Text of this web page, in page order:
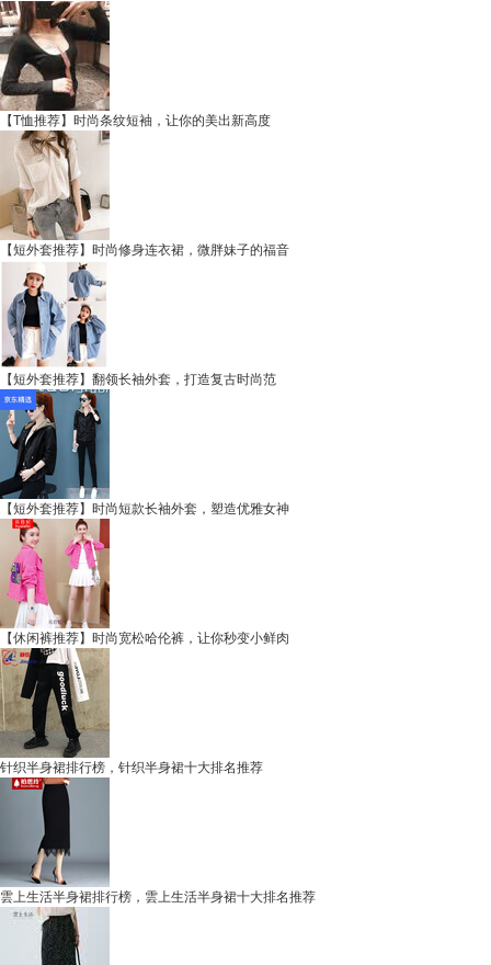
【T恤推荐】时尚条纹短袖，让你的美出新高度
【短外套推荐】时尚修身连衣裙，微胖妹子的福音
【短外套推荐】翻领长袖外套，打造复古时尚范
【短外套推荐】时尚短款长袖外套，塑造优雅女神
【休闲裤推荐】时尚宽松哈伦裤，让你秒变小鲜肉
针织半身裙排行榜，针织半身裙十大排名推荐
雲上生活半身裙排行榜，雲上生活半身裙十大排名推荐